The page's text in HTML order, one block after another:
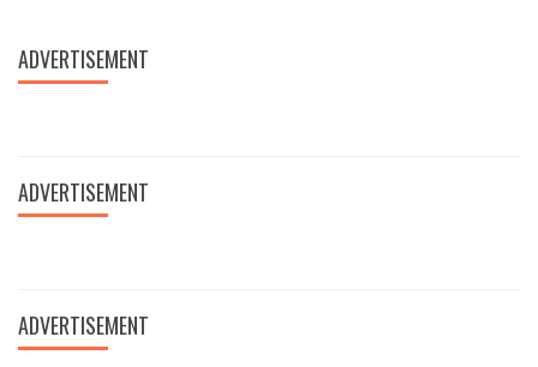
ADVERTISEMENT
ADVERTISEMENT
ADVERTISEMENT